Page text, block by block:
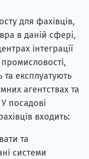
для фахівців,
в даній сфері,
інтеграції
експлуатують
агентствах та
посадові
входить:
та
системи